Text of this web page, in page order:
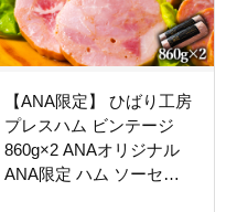
【ANA限定】 ひばり工房
プレスハム ビンテージ
860g×2 ANAオリジナル
ANA限定 ハム ソーセー